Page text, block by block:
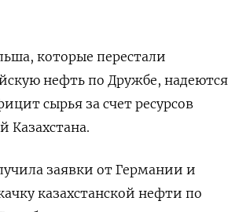
которые перестали
нефть по Дружбе, надеются
сырья за счет ресурсов
Казахстана.
заявки от Германии и
казахстанской нефти по